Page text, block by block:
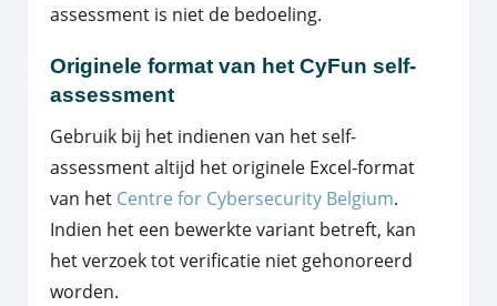
assessment is niet de bedoeling.
Originele format van het CyFun self-
assessment
Gebruik bij het indienen van het self-
assessment altijd het originele Excel-format
van het Centre for Cybersecurity Belgium.
Indien het een bewerkte variant betreft, kan
het verzoek tot verificatie niet gehonoreerd
worden.